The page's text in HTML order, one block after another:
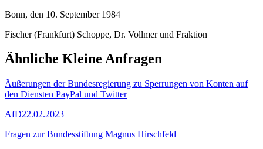
Bonn, den 10. September 1984
Fischer (Frankfurt) Schoppe, Dr. Vollmer und Fraktion
Ähnliche Kleine Anfragen
Äußerungen der Bundesregierung zu Sperrungen von Konten auf
den Diensten PayPal und Twitter
AfD22.02.2023
Fragen zur Bundesstiftung Magnus Hirschfeld